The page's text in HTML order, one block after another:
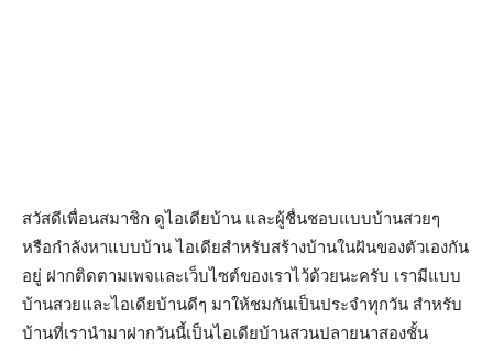
สวัสดีเพื่อนสมาชิก ดูไอเดียบ้าน และผู้ชื่นชอบแบบบ้านสวยๆ
หรือกำลังหาแบบบ้าน ไอเดียสำหรับสร้างบ้านในฝันของตัวเองกัน
อยู่ ฝากติดตามเพจและเว็บไซต์ของเราไว้ด้วยนะครับ เรามีแบบ
บ้านสวยและไอเดียบ้านดีๆ มาให้ชมกันเป็นประจำทุกวัน สำหรับ
บ้านที่เรานำมาฝากวันนี้เป็นไอเดียบ้านสวนปลายนาสองชั้น